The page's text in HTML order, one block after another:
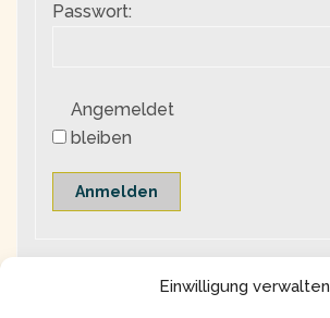
Einwilligung verwalten
Passwort:
Angemeldet
bleiben
Anmelden